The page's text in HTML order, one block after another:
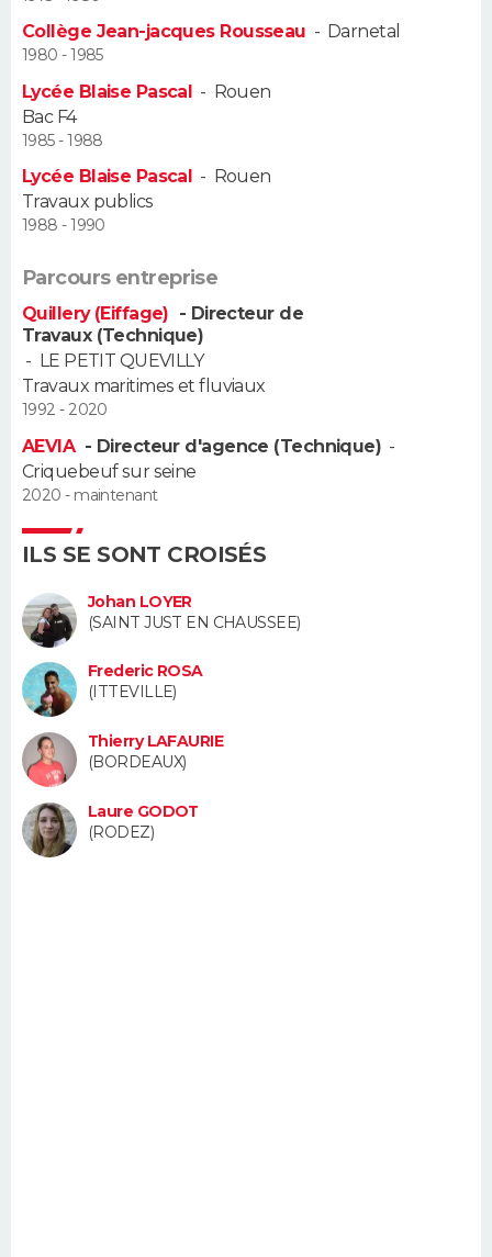
Alimentation
Guide de la santé
Maladies
Médicaments
Sommeil
VOYAGE
Destinations
City break
Voyage nature
Voyage de noces
Forum
Climat
+
PHOTO
BONS PLANS
DICTIONNAIRE
Dictionnaire
PROGRAMME TV
COPAINS D'AVANT
S'inscrire
Se connecter
Lycées
Collèges
Primaires
Universités
Entreprises
Service militaire
Avis de recherche
AVIS DE DÉCÈS
Bricolage
Lifestyle
Culture
Auto
Television
Voyage
Cinema
Collège Jean-jacques Rousseau - Darnetal
1980 - 1985
Lycée Blaise Pascal - Rouen
Bac F4
1985 - 1988
Lycée Blaise Pascal - Rouen
Travaux publics
1988 - 1990
Parcours entreprise
Quillery (Eiffage) - Directeur de
Travaux (Technique)
- LE PETIT QUEVILLY
Travaux maritimes et fluviaux
1992 - 2020
AEVIA - Directeur d'agence (Technique) -
Criquebeuf sur seine
2020 - maintenant
ILS SE SONT CROISÉS
Johan LOYER
(SAINT JUST EN CHAUSSEE)
Frederic ROSA
(ITTEVILLE)
Thierry LAFAURIE
(BORDEAUX)
Laure GODOT
(RODEZ)